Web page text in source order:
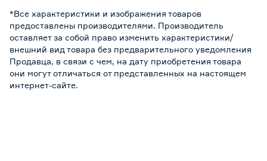
*Все характеристики и изображения товаров
предоставлены производителями. Производитель
оставляет за собой право изменить характеристики/
внешний вид товара без предварительного уведомления
Продавца, в связи с чем, на дату приобретения товара
они могут отличаться от представленных на настоящем
интернет-сайте.